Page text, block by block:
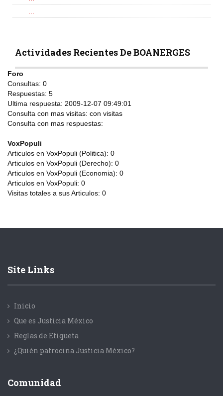
Actividades Recientes De BOANERGES
Foro
Consultas: 0
Respuestas: 5
Ultima respuesta: 2009-12-07 09:49:01
Consulta con mas visitas: con visitas
Consulta con mas respuestas:
VoxPopuli
Articulos en VoxPopuli (Politica): 0
Articulos en VoxPopuli (Derecho): 0
Articulos en VoxPopuli (Economia): 0
Articulos en VoxPopuli: 0
Visitas totales a sus Articulos: 0
Site Links
Inicio
Que es Justicia México
Reglas de Etiqueta
¿Quién patrocina Justicia México?
Comunidad